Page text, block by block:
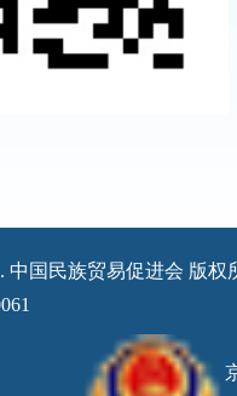
中国民族贸易促进会 版权